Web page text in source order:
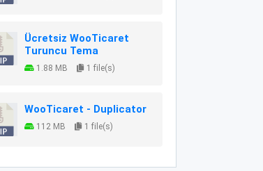
Ücretsiz WooTicaret
Turuncu Tema
1.88 MB 1 file(s)
WooTicaret - Duplicator
112 MB 1 file(s)